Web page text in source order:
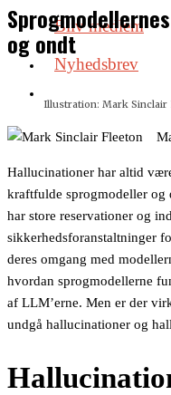
Bliv medlem
Nyhedsbrev
og ondt
Illustration: Mark Sinclair
Hallucinationer har altid
kraftfulde sprogmodeller og
har store reservationer og
sikkerhedsforanstaltninger
deres omgang med
hvordan sprogmodellerne
af LLM’erne. Men er der
undgå hallucinationer og